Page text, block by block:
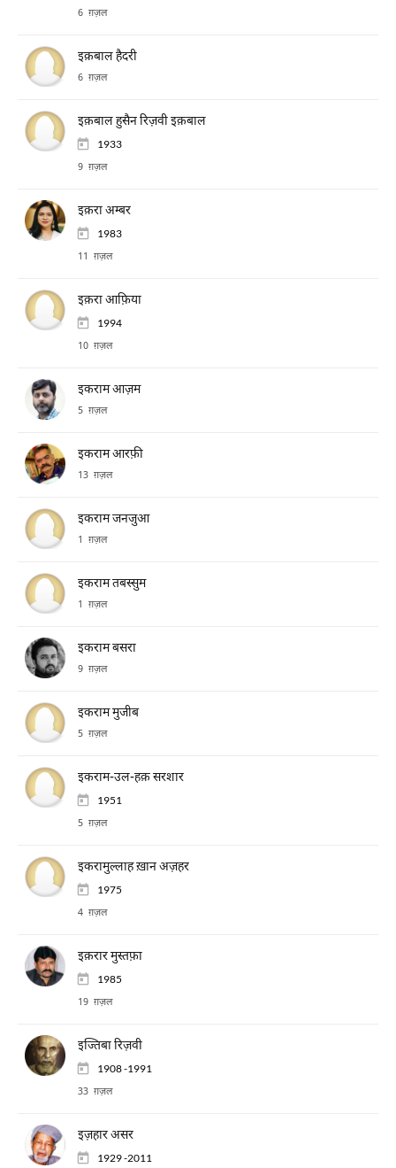
6 ग़ज़ल
इक़बाल हैदरी
6 ग़ज़ल
इक़बाल हुसैन रिज़वी इक़बाल
1933
9 ग़ज़ल
इक़रा अम्बर
1983
11 ग़ज़ल
इक़रा आफ़िया
1994
10 ग़ज़ल
इकराम आज़म
5 ग़ज़ल
इकराम आरफ़ी
13 ग़ज़ल
इकराम जनजुआ
1 ग़ज़ल
इकराम तबस्सुम
1 ग़ज़ल
इकराम बसरा
9 ग़ज़ल
इकराम मुजीब
5 ग़ज़ल
इकराम-उल-हक़ सरशार
1951
5 ग़ज़ल
इकरामुल्लाह ख़ान अज़हर
1975
4 ग़ज़ल
इक़रार मुस्तफ़ा
1985
19 ग़ज़ल
इज्तिबा रिज़वी
1908 -1991
33 ग़ज़ल
इज़हार असर
1929 -2011